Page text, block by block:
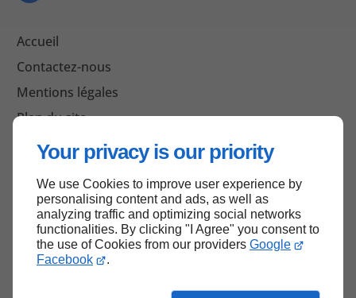
Your privacy is our priority
We use Cookies to improve user experience by
personalising content and ads, as well as
analyzing traffic and optimizing social networks
functionalities. By clicking "I Agree" you consent to
the use of Cookies from our providers Google
Facebook
.
Accueil
Contactez-nous
Mentions légales
Plan du site
Haut de page